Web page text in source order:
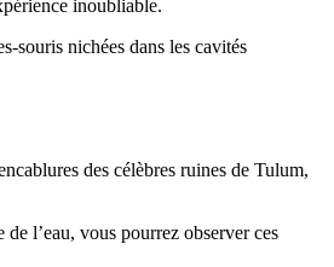
inoubliable.
souris nichées dans les cavités
des célèbres ruines de Tulum,
l’eau, vous pourrez observer ces